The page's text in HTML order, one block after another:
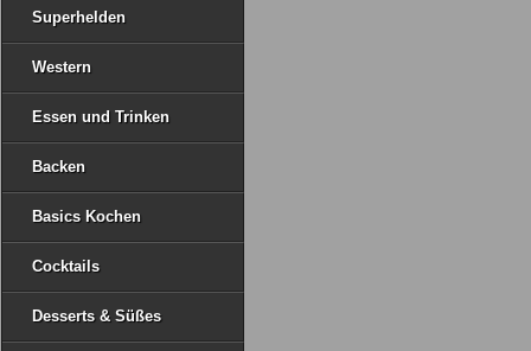
Superhelden
Western
Essen und Trinken
Backen
Basics Kochen
Cocktails
Desserts & Süßes